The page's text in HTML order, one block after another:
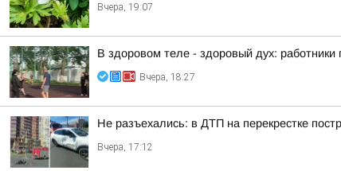
Вчера, 19:07
В здоровом теле - здоровый дух:
Вчера, 18:27
Не разъехались: в ДТП на перекрестке
Вчера, 17:12